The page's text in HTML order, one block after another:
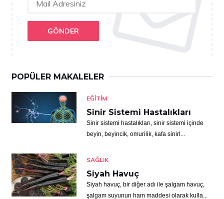
GÖNDER
POPÜLER MAKALELER
EĞITIM
Sinir Sistemi Hastalıkları
Sinir sistemi hastalıkları, sinir sistemi içinde
beyin, beyincik, omurilik, kafa sinirl...
SAĞLIK
Siyah Havuç
Siyah havuç, bir diğer adı ile şalgam havuç,
şalgam suyunun ham maddesi olarak kulla...